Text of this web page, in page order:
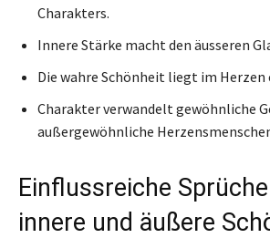
Charakters.
Innere Stärke macht den äusseren
Die wahre Schönheit liegt im Herzen
Charakter verwandelt gewöhnliche
außergewöhnliche
Einflussreiche
innere und äußere